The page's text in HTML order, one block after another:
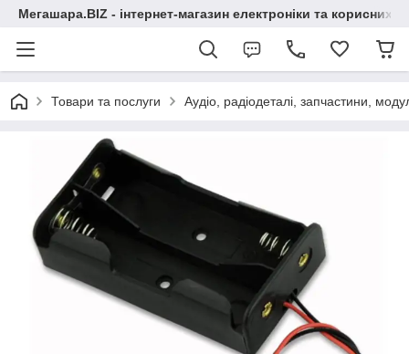
Мегашара.BIZ - інтернет-магазин електроніки та корисних
Товари та послуги Аудіо, радіодеталі, запчастини,